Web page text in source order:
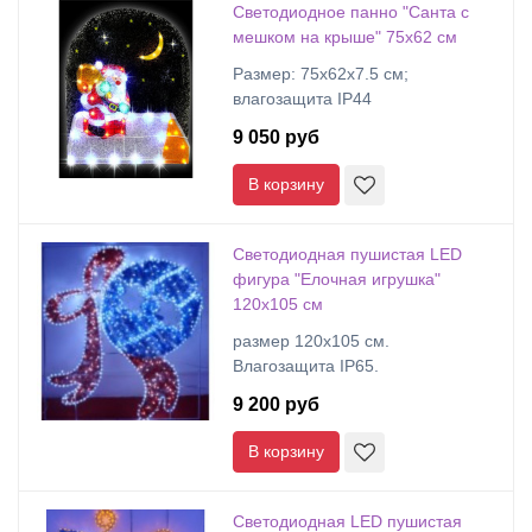
Светодиодное панно "Санта с
мешком на крыше" 75х62 см
Размер: 75х62х7.5 см;
влагозащита IP44
9 050 руб
В корзину
Светодиодная пушистая LED
фигура "Елочная игрушка"
120х105 см
размер 120х105 см.
Влагозащита IP65.
9 200 руб
В корзину
Светодиодная LED пушистая